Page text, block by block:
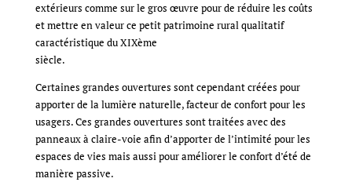
extérieurs comme sur le gros œuvre pour de réduire les coûts
et mettre en valeur ce petit patrimoine rural qualitatif
caractéristique du XIXème
siècle.
Certaines grandes ouvertures sont cependant créées pour
apporter de la lumière naturelle, facteur de confort pour les
usagers. Ces grandes ouvertures sont traitées avec des
panneaux à claire-voie afin d’apporter de l’intimité pour les
espaces de vies mais aussi pour améliorer le confort d’été de
manière passive.